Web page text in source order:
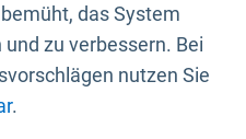
das System
zu verbessern. Bei
nutzen Sie
.